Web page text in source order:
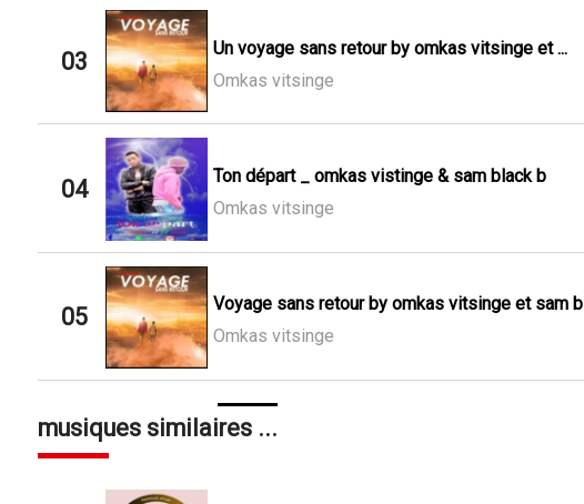
03
Un voyage sans retour by omkas vitsinge et ...
Omkas vitsinge
04
Ton départ _ omkas vistinge & sam black b
Omkas vitsinge
05
Voyage sans retour by omkas vitsinge et sam b
Omkas vitsinge
musiques similaires ...